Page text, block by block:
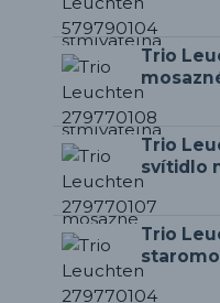
Trio
Trio
svítidlo
Trio